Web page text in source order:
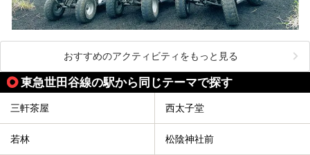
おすすめのアクティビティをもっと見る
東急世田谷線の駅から同じテーマで探す
三軒茶屋 西太子堂
若林 松陰神社前